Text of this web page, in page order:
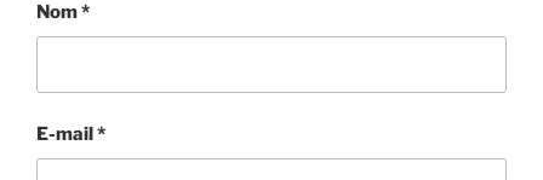
Nom*
E-mail*